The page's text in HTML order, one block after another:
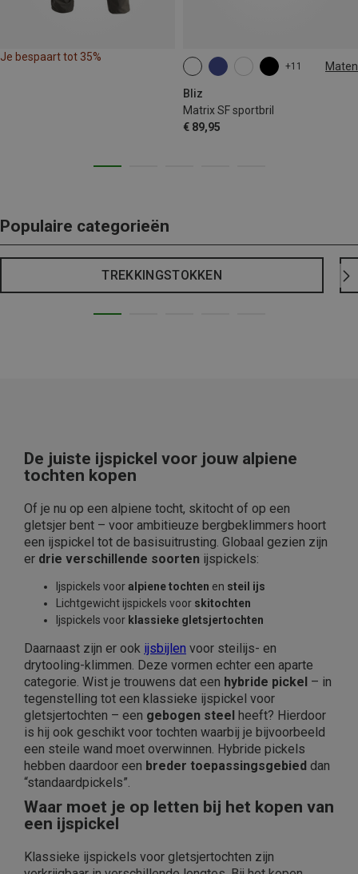
Je bespaart tot 35%
+11 Maten
Bliz
Matrix SF sportbril
€ 89,95
ONE SIZE
Populaire categorieën
TREKKINGSTOKKEN
De juiste ijspickel voor jouw alpiene
tochten kopen
Of je nu op een alpiene tocht, skitocht of op een
gletsjer bent – voor ambitieuze bergbeklimmers hoort
een ijspickel tot de basisuitrusting. Globaal gezien zijn
er drie verschillende soorten ijspickels:
Ijspickels vooralpiene tochten en steil ijs
Lichtgewicht ijspickels voor skitochten
Ijspickels voor klassieke gletsjertochten
Daarnaast zijn er ook ijsbijlen voor steilijs- en
drytooling-klimmen. Deze vormen echter een aparte
categorie. Wist je trouwens dat een hybride pickel – in
tegenstelling tot een klassieke ijspickel voor
gletsjertochten – een gebogen steel heeft? Hierdoor
is hij ook geschikt voor tochten waarbij je bijvoorbeeld
een steile wand moet overwinnen. Hybride pickels
hebben daardoor een breder toepassingsgebied dan
“standaardpickels”.
Waar moet je op letten bij het kopen van
een ijspickel
Klassieke ijspickels voor gletsjertochten zijn